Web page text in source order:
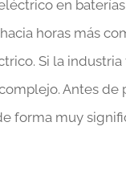
en
horas más
Si la
Antes de
forma muy